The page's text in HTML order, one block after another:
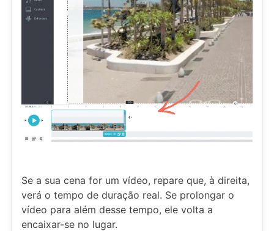
Se a sua cena for um vídeo, repare que, à direita,
verá o tempo de duração real. Se prolongar o
vídeo para além desse tempo, ele volta a
encaixar-se no lugar.